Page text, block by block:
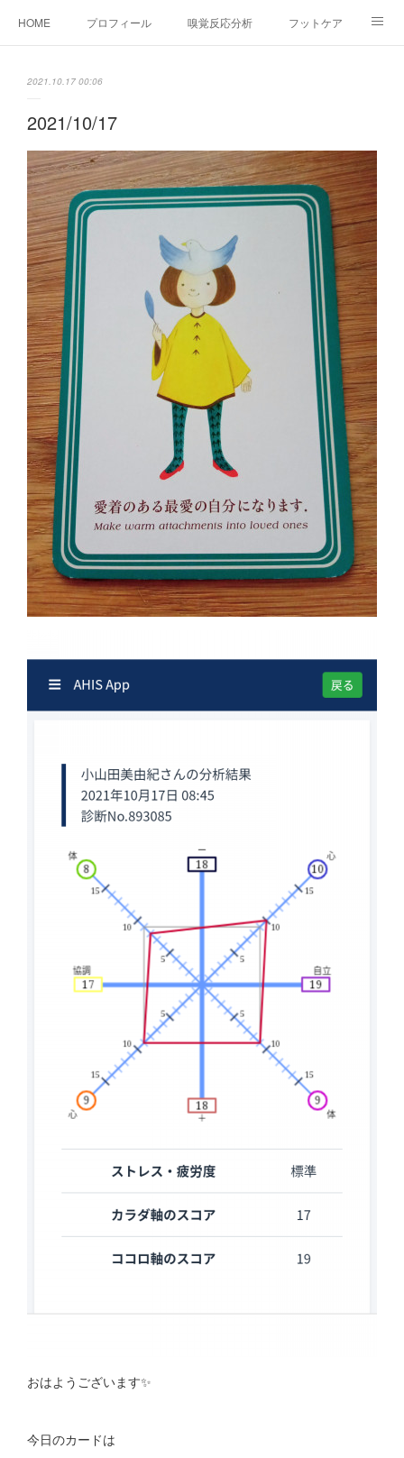
HOME プロフィール 嗅覚反応分析 フットケア
2021.10.17 00:06
2021/10/17
おはようございます✨
今日のカードは